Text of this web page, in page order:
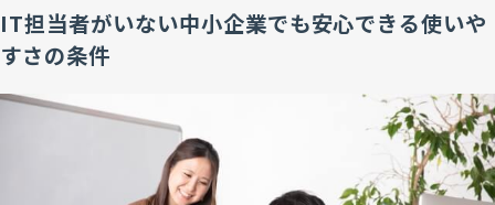
IT担当者がいない中小企業でも安心できる使いや
すさの条件